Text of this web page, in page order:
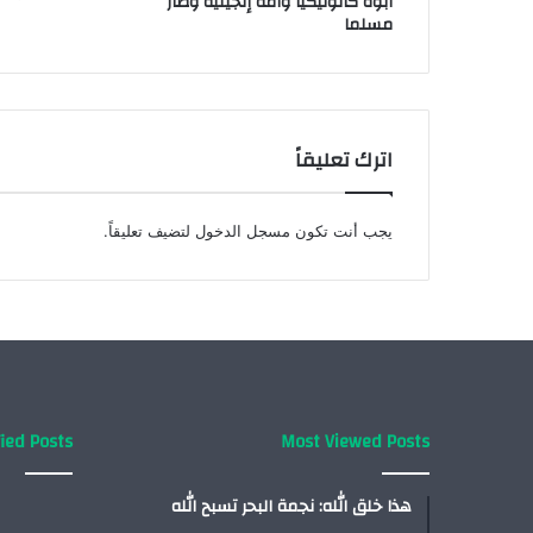
مسلما
اترك تعليقاً
يجب أنت تكون مسجل الدخول لتضيف تعليقاً.
Most Viewed Posts
هذا خلق الله: نجمة البحر تسبح الله
Posts